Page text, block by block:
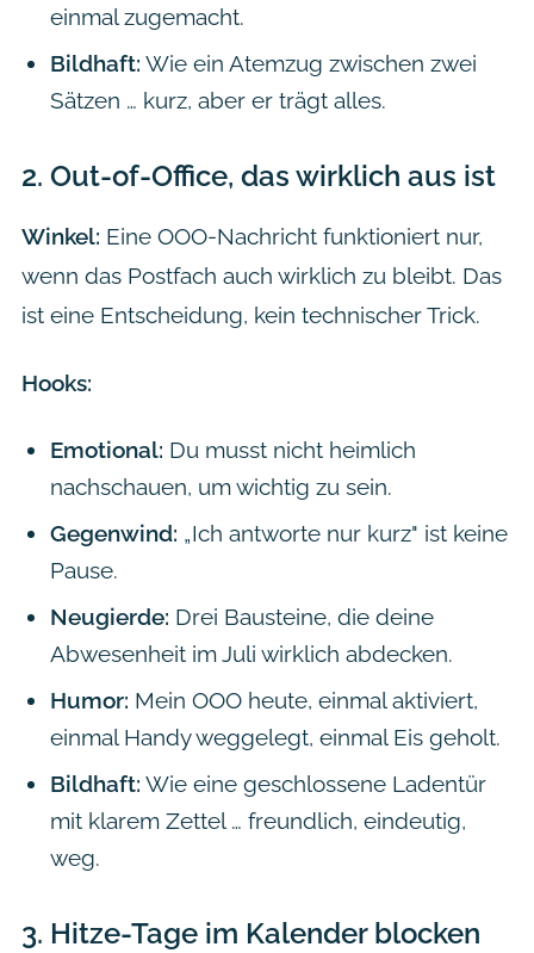
einmal zugemacht.
Bildhaft: Wie ein Atemzug zwischen zwei
Sätzen … kurz, aber er trägt alles.
2. Out-of-Office, das wirklich aus ist
Winkel: Eine OOO-Nachricht funktioniert nur,
wenn das Postfach auch wirklich zu bleibt. Das
ist eine Entscheidung, kein technischer Trick.
Hooks:
Emotional: Du musst nicht heimlich
nachschauen, um wichtig zu sein.
Gegenwind: „Ich antworte nur kurz" ist keine
Pause.
Neugierde: Drei Bausteine, die deine
Abwesenheit im Juli wirklich abdecken.
Humor: Mein OOO heute, einmal aktiviert,
einmal Handy weggelegt, einmal Eis geholt.
Bildhaft: Wie eine geschlossene Ladentür
mit klarem Zettel … freundlich, eindeutig,
weg.
3. Hitze-Tage im Kalender blocken